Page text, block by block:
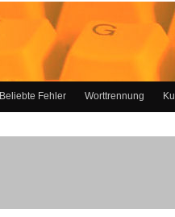
Beliebte Fehler Worttrennung